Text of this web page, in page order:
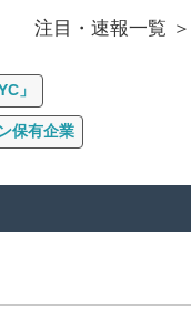
注目・速報一覧
」
保有企業